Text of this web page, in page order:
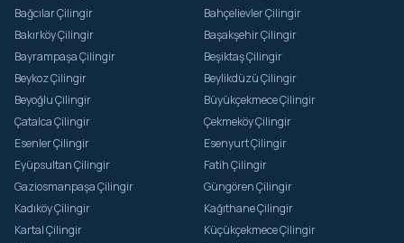
Bağcılar Çilingir
Bahçelievler Çilingir
Bakırköy Çilingir
Başakşehir Çilingir
Bayrampaşa Çilingir
Beşiktaş Çilingir
Beykoz Çilingir
Beylikdüzü Çilingir
Beyoğlu Çilingir
Büyükçekmece Çilingir
Çatalca Çilingir
Çekmeköy Çilingir
Esenler Çilingir
Esenyurt Çilingir
Eyüpsultan Çilingir
Fatih Çilingir
Gaziosmanpaşa Çilingir
Güngören Çilingir
Kadıköy Çilingir
Kağıthane Çilingir
Kartal Çilingir
Küçükçekmece Çilingir